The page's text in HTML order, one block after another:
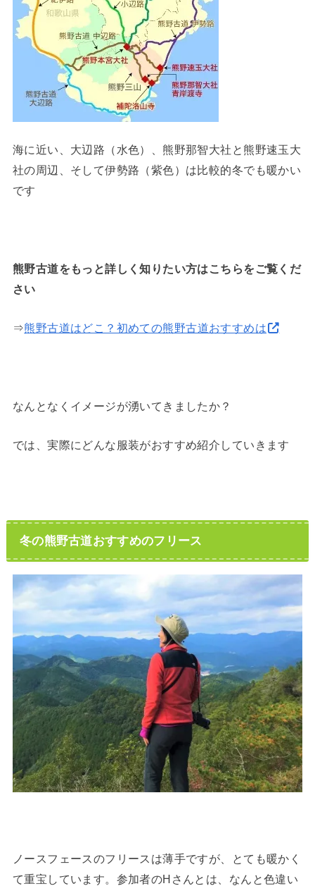
海に近い、大辺路（水色）、熊野那智大社と熊野速玉大
社の周辺、そして伊勢路（紫色）は比較的冬でも暖かい
です
熊野古道をもっと詳しく知りたい方はこちらをご覧くだ
さい
⇒熊野古道はどこ？初めての熊野古道おすすめは
なんとなくイメージが湧いてきましたか？
では、実際にどんな服装がおすすめ紹介していきます
冬の熊野古道おすすめのフリース
ノースフェースのフリースは薄手ですが、とても暖かく
て重宝しています。参加者のHさんとは、なんと色違い